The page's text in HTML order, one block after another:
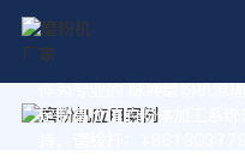
作为专业的 脉冲磨粉机原
定制高价值的粉体加工系统